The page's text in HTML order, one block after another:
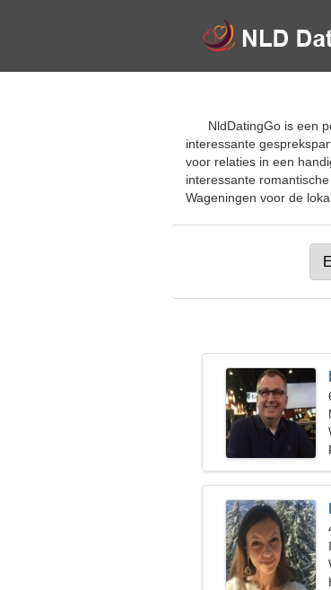
NldDatingGo is een
interessante
voor relaties in een
interessante
Wageningen voor de